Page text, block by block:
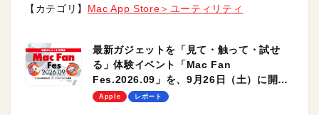
【カテゴリ】 Mac App Store＞ユーティリティ
最新ガジェットを「見て・触って・試せ
る」体験イベント「Mac Fan
Fes.2026.09」を、9月26日（土）に開催
します！
Apple レポート